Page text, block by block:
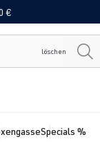
€
löschen
Specials %